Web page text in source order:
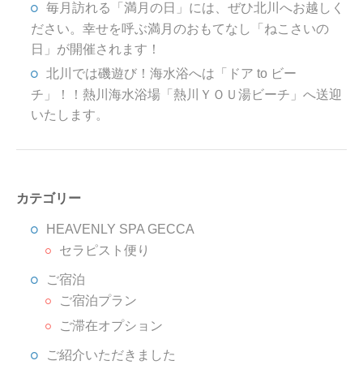
毎月訪れる「満月の日」には、ぜひ北川へお越しく
ださい。幸せを呼ぶ満月のおもてなし「ねこさいの
日」が開催されます！
北川では磯遊び！海水浴へは「ドア to ビー
チ」！！熱川海水浴場「熱川ＹＯＵ湯ビーチ」へ送迎
いたします。
カテゴリー
HEAVENLY SPA GECCA
セラピスト便り
ご宿泊
ご宿泊プラン
ご滞在オプション
ご紹介いただきました